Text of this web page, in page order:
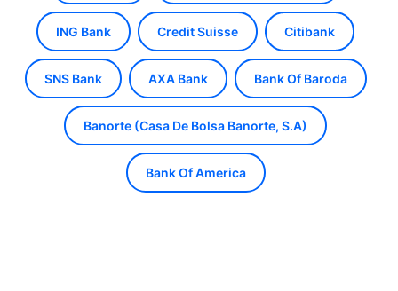
ING Bank Credit Suisse Citibank
SNS Bank AXA Bank Bank Of Baroda
Banorte (Casa De Bolsa Banorte, S.A)
Bank Of America